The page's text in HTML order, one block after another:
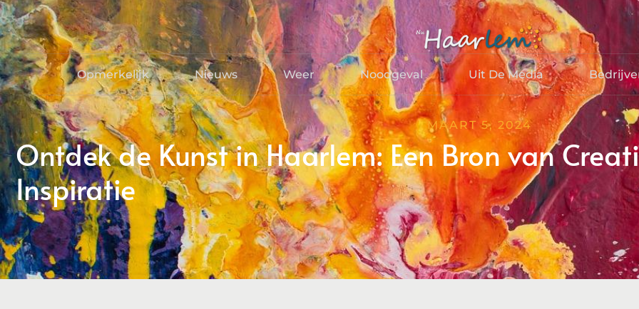
Opmerkelijk Nieuws Weer Noodgeval Uit De Media
MAART 5, 2024
Ontdek de Kunst in Haarlem: Een Bron van
Inspiratie